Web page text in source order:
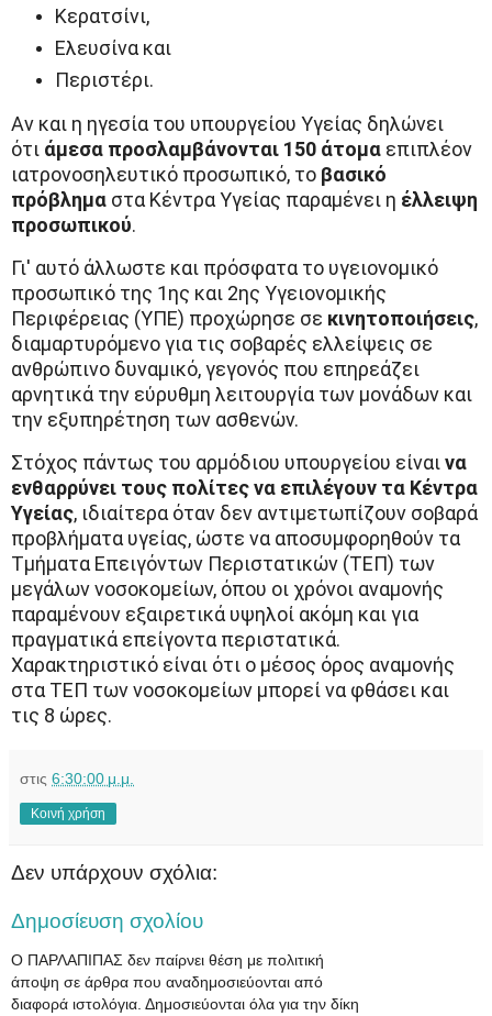
Κερατσίνι,
Ελευσίνα και
Περιστέρι.
Αν και η ηγεσία του υπουργείου Υγείας δηλώνει
ότι άμεσα προσλαμβάνονται 150 άτομα επιπλέον
ιατρονοσηλευτικό προσωπικό, το βασικό
πρόβλημα στα Κέντρα Υγείας παραμένει η έλλειψη
προσωπικού.
Γι' αυτό άλλωστε και πρόσφατα το υγειονομικό
προσωπικό της 1ης και 2ης Υγειονομικής
Περιφέρειας (ΥΠΕ) προχώρησε σε κινητοποιήσεις,
διαμαρτυρόμενο για τις σοβαρές ελλείψεις σε
ανθρώπινο δυναμικό, γεγονός που επηρεάζει
αρνητικά την εύρυθμη λειτουργία των μονάδων και
την εξυπηρέτηση των ασθενών.
Στόχος πάντως του αρμόδιου υπουργείου είναινα
ενθαρρύνει τους πολίτες να επιλέγουν τα Κέντρα
Υγείας, ιδιαίτερα όταν δεν αντιμετωπίζουν σοβαρά
προβλήματα υγείας, ώστε να αποσυμφορηθούν τα
Τμήματα Επειγόντων Περιστατικών (ΤΕΠ) των
μεγάλων νοσοκομείων, όπου οι χρόνοι αναμονής
παραμένουν εξαιρετικά υψηλοί ακόμη και για
πραγματικά επείγοντα περιστατικά.
Χαρακτηριστικό είναι ότι ο μέσος όρος αναμονής
στα ΤΕΠ των νοσοκομείων μπορεί να φθάσει και
τις 8 ώρες.
στις 6:30:00 μ.μ.
Κοινή χρήση
Δεν υπάρχουν σχόλια:
Δημοσίευση σχολίου
Ο ΠΑΡΛΑΠΙΠΑΣ δεν παίρνει θέση με πολιτική
άποψη σε άρθρα που αναδημοσιεύονται από
διαφορά ιστολόγια. Δημοσιεύονται όλα για την δίκη